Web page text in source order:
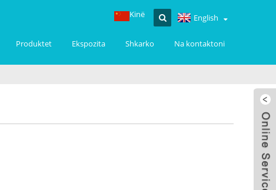
Produktet Ekspozita Shkarko Na kontaktoni
English
Kinë